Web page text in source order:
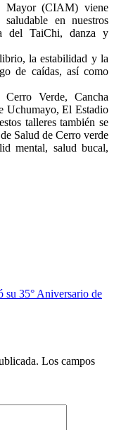
Mayor (CIAM) viene
en nuestros
del TaiChi, danza y
la estabilidad y la
de caídas, así como
Verde, Cancha
Uchumayo, El Estadio
talleres también se
Salud de Cerro verde
mental, salud bucal,
35° Aniversario de
Los campos